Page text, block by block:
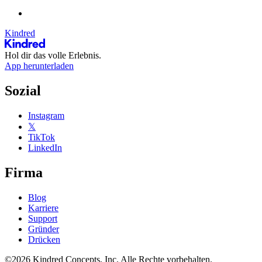
Kindred
Hol dir das volle Erlebnis.
App herunterladen
Sozial
Instagram
𝕏
TikTok
LinkedIn
Firma
Blog
Karriere
Support
Gründer
Drücken
©2026 Kindred Concepts, Inc. Alle Rechte vorbehalten.